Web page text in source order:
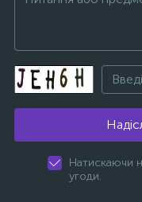
Натискаючи
угоди.